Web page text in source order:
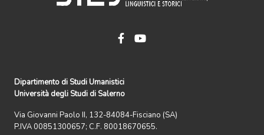
Dipartimento di Studi Umanistici
Università degli Studi di Salerno
Via Giovanni Paolo II, 132-84084-Fisciano (SA)
P.IVA 00851300657; C.F. 80018670655.